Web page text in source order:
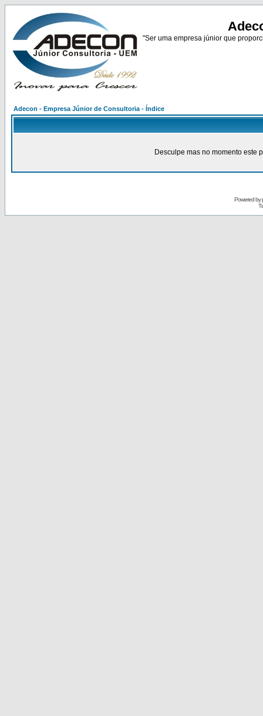
"Ser uma empresa júnior que
Adecon - Empresa Júnior de Consultoria - Índice
Desculpe mas no momento este
Powered by